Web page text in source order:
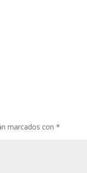
marcados con*